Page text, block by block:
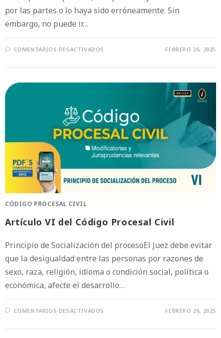
por las partes o lo haya sido erróneamente. Sin
embargo, no puede ir…
COMENTARIOS DESACTIVADOS FEBRERO 26, 2025
CÓDIGO PROCESAL CIVIL
Artículo VI del Código Procesal Civil
Principio de Socialización del procesoEl Juez debe evitar
que la desigualdad entre las personas por razones de
sexo, raza, religión, idioma o condición social, política o
económica, afecte el desarrollo…
COMENTARIOS DESACTIVADOS FEBRERO 26, 2025